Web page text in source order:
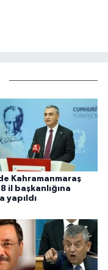
Kahramanmaraş
il başkanlığına
yapıldı